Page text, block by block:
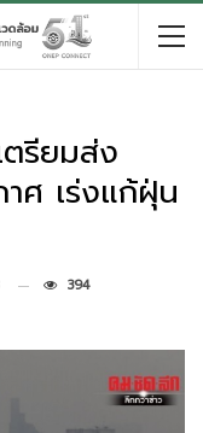
รียมส่ง
ศ เร่งแก้ฝุ่น
394